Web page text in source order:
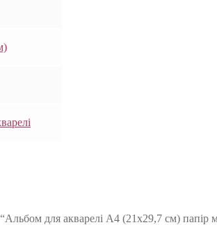
для акварелі А4 (21х29,7 см)